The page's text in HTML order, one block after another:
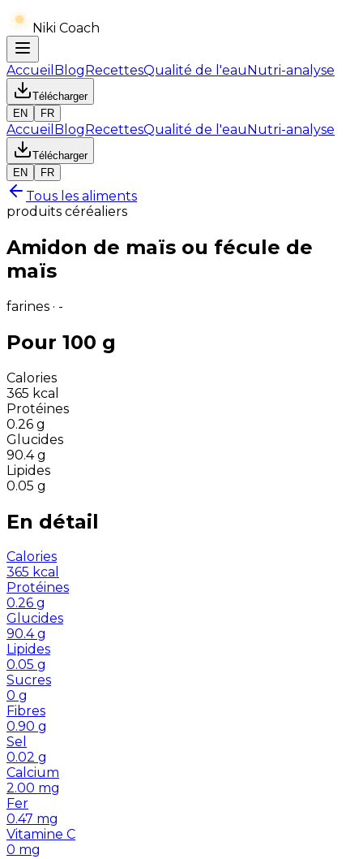
Niki Coach
Accueil BlogRecettesQualité de l'eauNutri-analyse
Télécharger
EN
FR
Accueil BlogRecettesQualité de l'eauNutri-analyse
Télécharger
EN
FR
Tous les aliments
produits céréaliers
Amidon de maïs ou fécule de
maïs
farines · -
Pour 100 g
Calories
365 kcal
Protéines
0.26 g
Glucides
90.4 g
Lipides
0.05 g
En détail
Calories
365 kcal
Protéines
0.26 g
Glucides
90.4 g
Lipides
0.05 g
Sucres
0 g
Fibres
0.90 g
Sel
0.02 g
Calcium
2.00 mg
Fer
0.47 mg
Vitamine C
0 mg